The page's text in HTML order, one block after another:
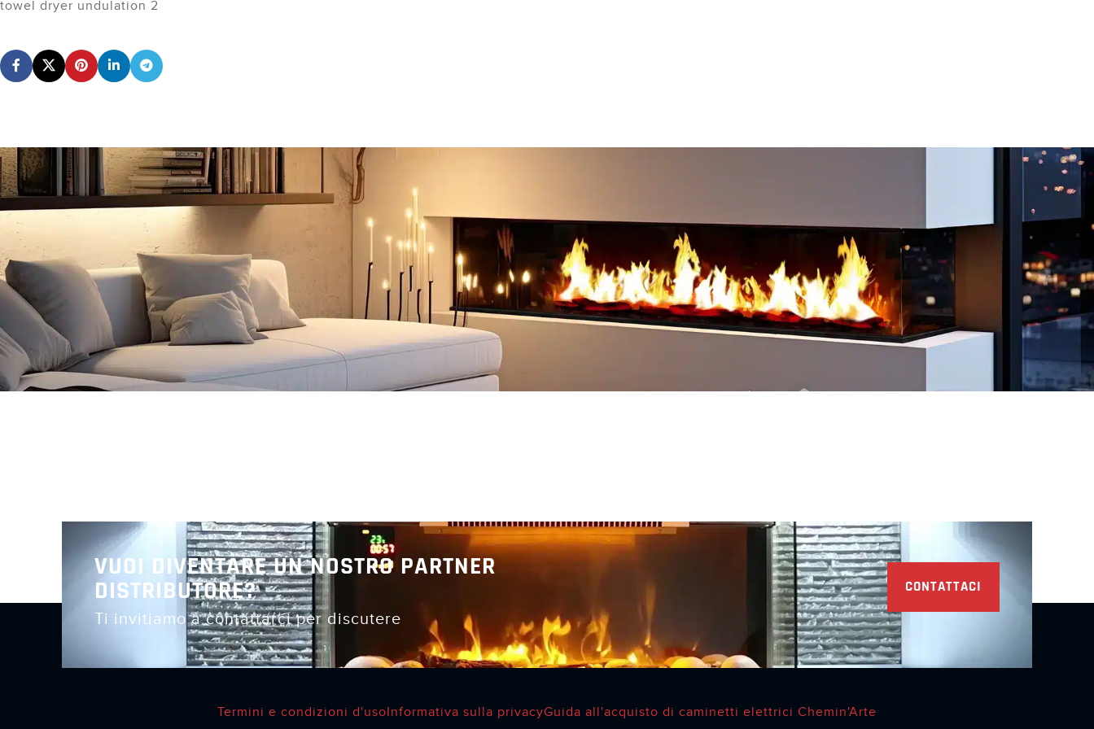
towel dryer undulation 2
VUOI DIVENTARE UN NOSTRO PARTNER
DISTRIBUTORE?
Ti invitiamo a contattarci per discutere
CONTATTACI
Termini e condizioni d'usoInformativa sulla privacyGuida all'acquisto di caminetti elettrici Chemin'Arte